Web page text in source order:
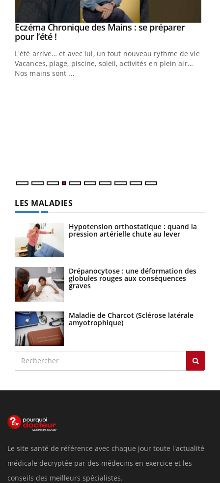
Youtube
Eczéma Chronique des Mains : se préparer
pour l’été !Youtube
L'été arrive… et avec lui, un tout nouveau rythme de vie !
Vacances, plage, piscine, soleil, activités en plein air…
Nos mains sont ...
LES MALADIES
Hypotension orthostatique : quand la
pression artérielle chute au lever
Drépanocytose : une déformation des
globules rouges aux conséquences
graves
Maladie de Charcot (Sclérose latérale
amyotrophique)
Le site santé de référence avec chaque jour toute l'actualité
médicale decryptée par des médecins en exercice et les
conseils des meilleurs spécialistes.